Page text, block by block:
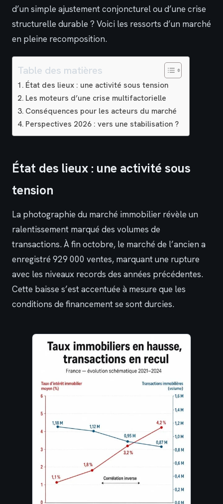
d’un simple ajustement conjoncturel ou d’une crise
structurelle durable ? Voici les ressorts d’un marché
en pleine recomposition.
Table des matières
État des lieux : une activité sous tension
Les moteurs d’une crise multifactorielle
Conséquences pour les acteurs du marché
Perspectives 2026 : vers une stabilisation ?
État des lieux : une activité sous
tension
La photographie du marché immobilier révèle un
ralentissement marqué des volumes de
transactions. À fin octobre, le marché de l’ancien a
enregistré 929 000 ventes, marquant une rupture
avec les niveaux records des années précédentes.
Cette baisse s’est accentuée à mesure que les
conditions de financement se sont durcies.